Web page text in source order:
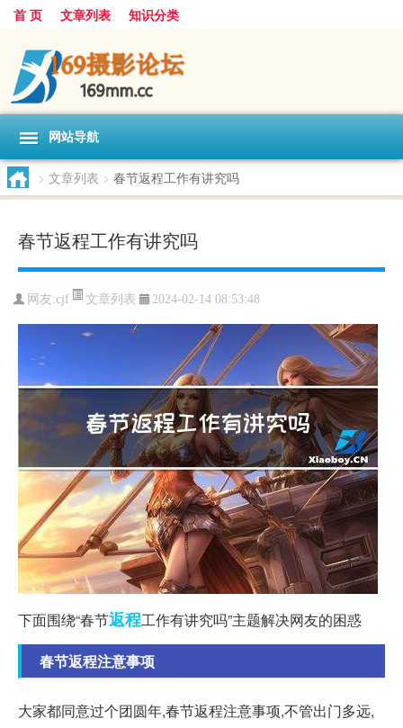
首 页 文章列表 知识分类
网站导航
> 文章列表 > 春节返程工作有讲究吗
春节返程工作有讲究吗
网友:cjf 文章列表 2024-02-14 08:53:48
下面围绕“春节返程工作有讲究吗”主题解决网友的困惑
春节返程注意事项
大家都同意过个团圆年,春节返程注意事项,不管出门多远,